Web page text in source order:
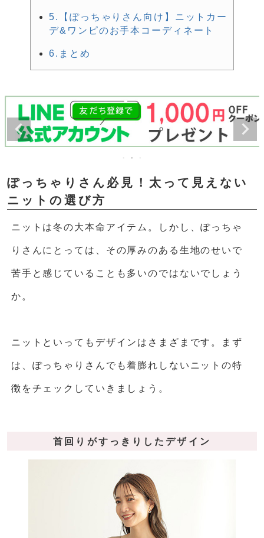
5.【ぽっちゃりさん向け】ニットカー
デ&ワンピのお手本コーディネート
6.まとめ
ぽっちゃりさん必見！太って見えない
ニットの選び方
ニットは冬の大本命アイテム。しかし、ぽっちゃ
りさんにとっては、その厚みのある生地のせいで
苦手と感じていることも多いのではないでしょう
か。
ニットといってもデザインはさまざまです。まず
は、ぽっちゃりさんでも着膨れしないニットの特
徴をチェックしていきましょう。
首回りがすっきりしたデザイン